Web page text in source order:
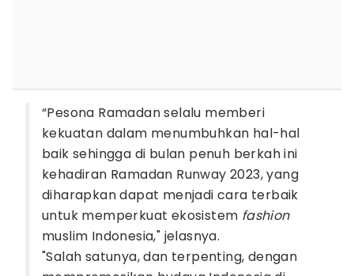
“Pesona Ramadan selalu memberi
kekuatan dalam menumbuhkan hal-hal
baik sehingga di bulan penuh berkah ini
kehadiran Ramadan Runway 2023, yang
diharapkan dapat menjadi cara terbaik
untuk memperkuat ekosistem fashion
muslim Indonesia," jelasnya.
"Salah satunya, dan terpenting, dengan